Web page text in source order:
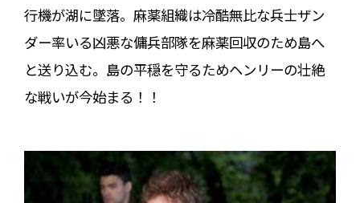
行機が湖に墜落。麻薬組織は冷酷無比な兵士ザン
ダー率いる凶悪な傭兵部隊を麻薬回収のため島へ
と送り込む。島の平穏を守るためヘンリーの壮絶
な戦いが今始まる！！